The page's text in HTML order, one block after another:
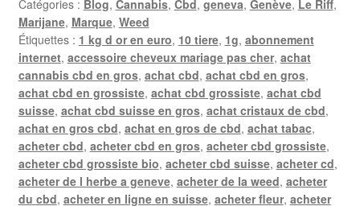
Catégories : Blog, Cannabis, Cbd, geneva, Genève, Le Riff,
Marijane, Marque, Weed
Étiquettes : 1 kg d or en euro, 10 tiere, 1g, abonnement
internet, accessoire cheveux mariage pas cher, achat
cannabis cbd en gros, achat cbd, achat cbd en gros,
achat cbd en grossiste, achat cbd grossiste, achat cbd
suisse, achat cbd suisse en gros, achat cristaux de cbd,
achat en gros cbd, achat en gros de cbd, achat tabac,
acheter cbd, acheter cbd en gros, acheter cbd grossiste,
acheter cbd grossiste bio, acheter cbd suisse, acheter cd,
acheter de l herbe a geneve, acheter de la weed, acheter
du cbd, acheter en ligne en suisse, acheter fleur, acheter